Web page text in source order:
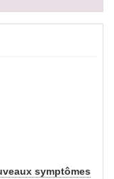
symptômes